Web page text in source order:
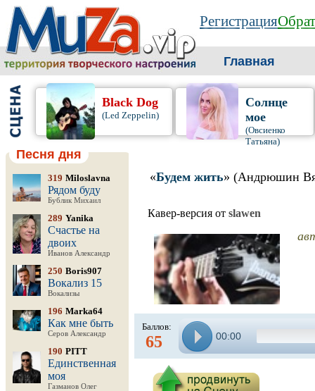
Регистрация
Главная
Black Dog
(Led Zeppelin)
Солнце
мое
(Овсиенко
Татьяна)
Песня дня
319 Miloslavna
Рядом буду
Бублик Михаил
289 Yanika
Счастье на
двоих
Иванов Александр
250 Boris907
Вокализ 15
Вокализы
196 Marka64
Как мне быть
Серов Александр
190 PITT
Единственная
моя
Газманов Олег
«Будем жить» (Андрюшин
Кавер-версия от slawen
Баллов:
65 00:00